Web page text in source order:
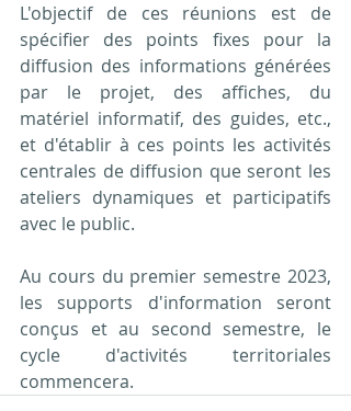
L'objectif de ces réunions est de
spécifier des points fixes pour la
diffusion des informations générées
par le projet, des affiches, du
matériel informatif, des guides, etc.,
et d'établir à ces points les activités
centrales de diffusion que seront les
ateliers dynamiques et participatifs
avec le public.
Au cours du premier semestre 2023,
les supports d'information seront
conçus et au second semestre, le
cycle d'activités territoriales
commencera.